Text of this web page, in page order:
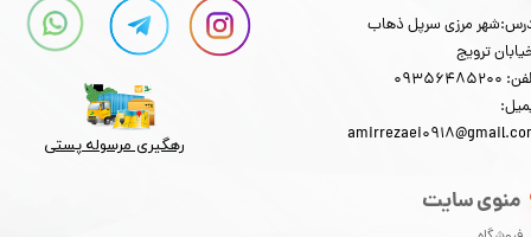
منوی سایت
مرزی سرپل ذهاب
ترویج
رهگیری مرسوله پستی​​​​​​​